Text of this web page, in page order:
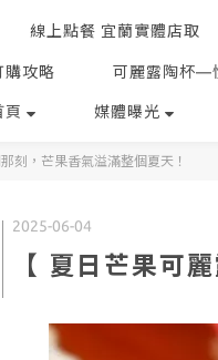
線上點餐 宜蘭實體店取
購攻略 可麗露陶杯—
頁 媒體曝光
刻，芒果香氣溢滿整個夏天！
2025-06-04
【 夏日芒果可